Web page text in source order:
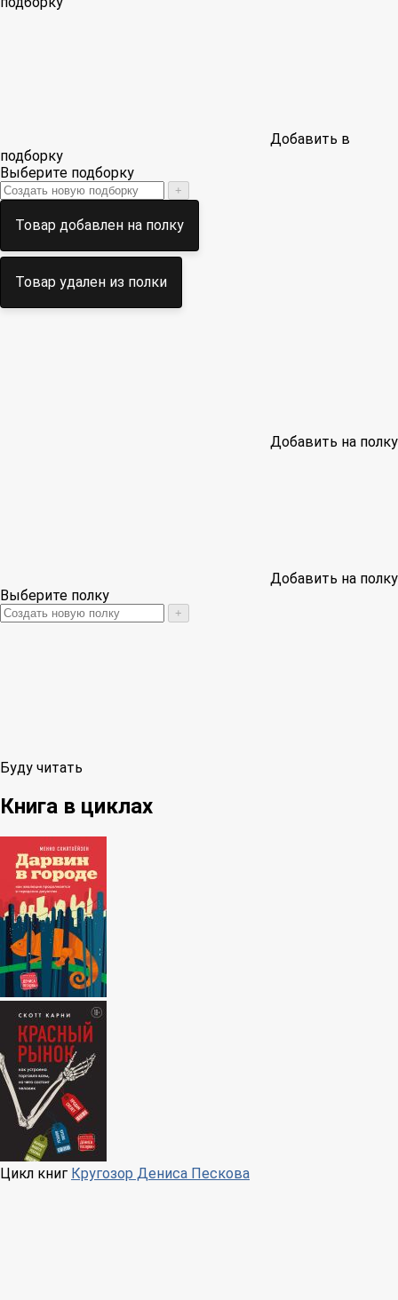
Добавить в
подборку
Выберите подборку
+
Товар добавлен на полку
Товар удален из полки
Добавить на полку
Добавить на полку
Выберите полку
+
Буду читать
Книга в циклах
Цикл книг Кругозор Дениса Пескова